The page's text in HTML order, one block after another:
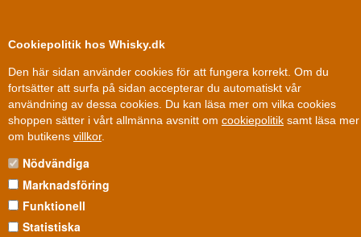
Cookiepolitik hos Whisky.dk
Den här sidan använder cookies för att fungera korrekt. Om du
fortsätter att surfa på sidan accepterar du automatiskt vår
användning av dessa cookies. Du kan läsa mer om vilka cookies
shoppen sätter i vårt allmänna avsnitt om cookiepolitik samt läsa mer
om butikens villkor.
Nödvändiga
Marknadsföring
Funktionell
Statistiska
Fri leverans Fri frakt vid 899 dkk
Gin»Gin varumärken
MASONS GIN
Ett engelskt ginhus från Yorkshire, grundat av en enda entusiast
med en dröm om egen destillering. Karl Mason startade 2013 i den